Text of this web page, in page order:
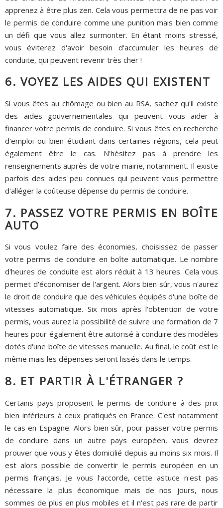
apprenez à être plus zen. Cela vous permettra de ne pas voir
le permis de conduire comme une punition mais bien comme
un défi que vous allez surmonter. En étant moins stressé,
vous éviterez d'avoir besoin d'accumuler les heures de
conduite, qui peuvent revenir très cher !
6. VOYEZ LES AIDES QUI EXISTENT
Si vous êtes au chômage ou bien au RSA, sachez qu'il existe
des aides gouvernementales qui peuvent vous aider à
financer votre permis de conduire. Si vous êtes en recherche
d'emploi ou bien étudiant dans certaines régions, cela peut
également être le cas. N'hésitez pas à prendre les
renseignements auprès de votre mairie, notamment. Il existe
parfois des aides peu connues qui peuvent vous permettre
d'alléger la coûteuse dépense du permis de conduire.
7. PASSEZ VOTRE PERMIS EN BOÎTE
AUTO
Si vous voulez faire des économies, choisissez de passer
votre permis de conduire en boîte automatique. Le nombre
d'heures de conduite est alors réduit à 13 heures. Cela vous
permet d'économiser de l'argent. Alors bien sûr, vous n'aurez
le droit de conduire que des véhicules équipés d'une boîte de
vitesses automatique. Six mois après l'obtention de votre
permis, vous aurez la possibilité de suivre une formation de 7
heures pour également être autorisé à conduire des modèles
dotés d'une boîte de vitesses manuelle. Au final, le coût est le
même mais les dépenses seront lissés dans le temps.
8. ET PARTIR À L'ÉTRANGER ?
Certains pays proposent le permis de conduire à des prix
bien inférieurs à ceux pratiqués en France. C'est notamment
le cas en Espagne. Alors bien sûr, pour passer votre permis
de conduire dans un autre pays européen, vous devrez
prouver que vous y êtes domicilié depuis au moins six mois. Il
est alors possible de convertir le permis européen en un
permis français. Je vous l'accorde, cette astuce n'est pas
nécessaire la plus économique mais de nos jours, nous
sommes de plus en plus mobiles et il n'est pas rare de partir